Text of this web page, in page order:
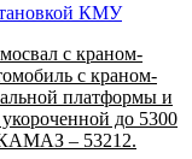
КМУ
с краном-
с краном-
платформы и
до 5300
КАМАЗ – 53212.